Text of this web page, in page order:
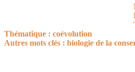
Thématique : coévolution
Autres mots clés : biologie de la